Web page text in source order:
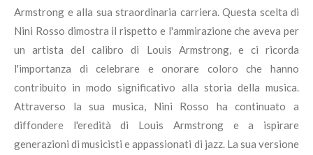
Armstrong e alla sua straordinaria carriera. Questa scelta di
Nini Rosso dimostra il rispetto e l'ammirazione che aveva per
un artista del calibro di Louis Armstrong, e ci ricorda
l'importanza di celebrare e onorare coloro che hanno
contribuito in modo significativo alla storia della musica.
Attraverso la sua musica, Nini Rosso ha continuato a
diffondere l'eredità di Louis Armstrong e a ispirare
generazioni di musicisti e appassionati di jazz. La sua versione